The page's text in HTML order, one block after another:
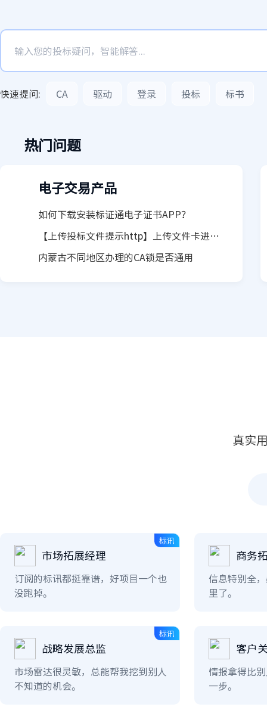
快速提问: CA 驱动 登录 投标 标书
热门问题
电子交易产品
如何下载安装标证通电子证书APP？
【上传投标文件提示http】上传文件卡进度，进度回退
内蒙古不同地区办理的CA锁是否通用
真实
市场拓展经理
订阅的标讯都挺靠谱，好项目一个也
没跑掉。
标讯
商务
信息特别全
里了。
战略发展总监
市场雷达很灵敏，总能帮我挖到别人
不知道的机会。
标讯
客户
情报拿得比
一步。